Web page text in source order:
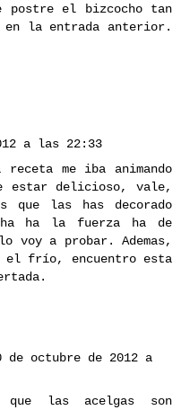
postre el bizcocho tan
en la entrada anterior.
a las 22:33
me iba animando
estar delicioso, vale,
que las has decorado
ha la fuerza ha de
voy a probar. Ademas,
el frío, encuentro esta
de octubre de 2012 a
las acelgas son